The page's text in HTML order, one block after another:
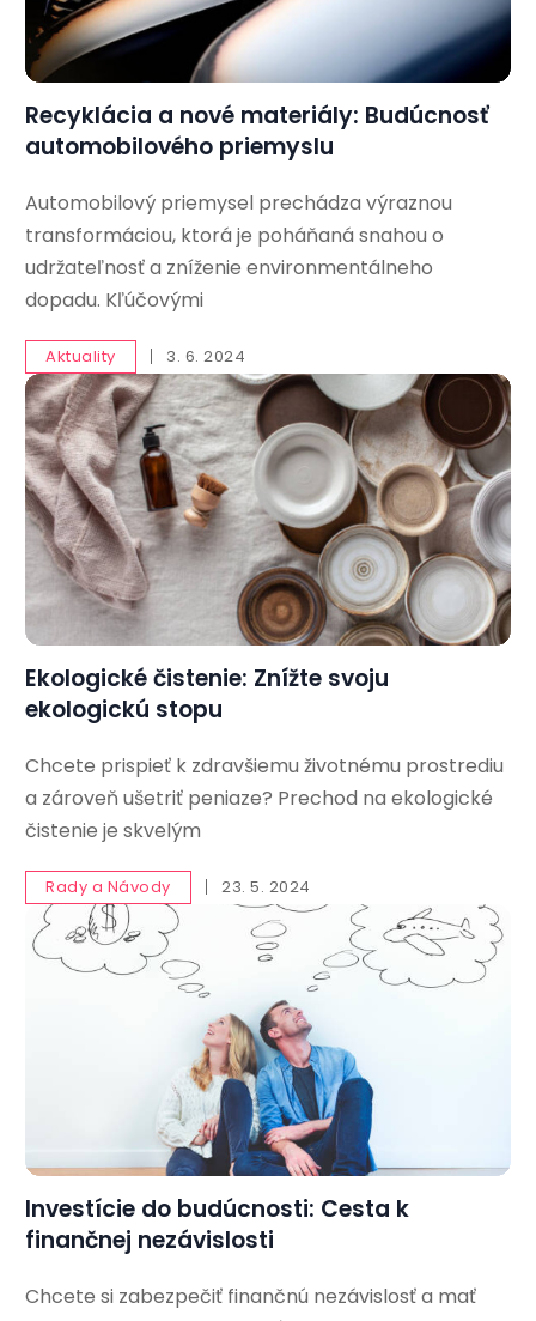
Recyklácia a nové materiály: Budúcnosť
automobilového priemyslu
Automobilový priemysel prechádza výraznou
transformáciou, ktorá je poháňaná snahou o
udržateľnosť a zníženie environmentálneho
dopadu. Kľúčovými
Aktuality 3. 6. 2024
Ekologické čistenie: Znížte svoju
ekologickú stopu
Chcete prispieť k zdravšiemu životnému prostrediu
a zároveň ušetriť peniaze? Prechod na ekologické
čistenie je skvelým
Rady a Návody 23. 5. 2024
Investície do budúcnosti: Cesta k
finančnej nezávislosti
Chcete si zabezpečiť finančnú nezávislosť a mať